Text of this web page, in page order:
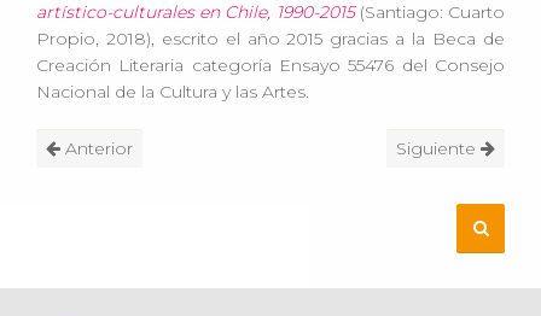
artístico-culturales en Chile, 1990-2015(Santiago: Cuarto
Propio, 2018), escrito el año 2015 gracias a la Beca de
Creación Literaria categoría Ensayo 55476 del Consejo
Nacional de la Cultura y las Artes.
Anterior Siguiente